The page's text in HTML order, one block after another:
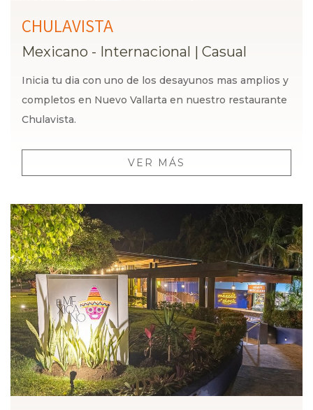
CHULAVISTA
Mexicano - Internacional | Casual
Inicia tu dia con uno de los desayunos mas amplios y
completos en Nuevo Vallarta en nuestro restaurante
Chulavista.
VER MÁS